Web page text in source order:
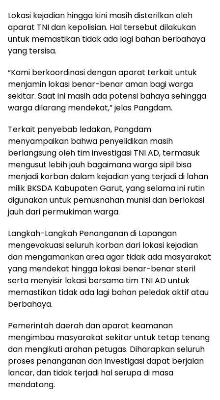
Lokasi kejadian hingga kini masih disterilkan oleh
aparat TNI dan kepolisian. Hal tersebut dilakukan
untuk memastikan tidak ada lagi bahan berbahaya
yang tersisa.
“Kami berkoordinasi dengan aparat terkait untuk
menjamin lokasi benar-benar aman bagi warga
sekitar. Saat ini masih ada potensi bahaya sehingga
warga dilarang mendekat,” jelas Pangdam.
Terkait penyebab ledakan, Pangdam
menyampaikan bahwa penyelidikan masih
berlangsung oleh tim investigasi TNI AD, termasuk
mengusut lebih jauh bagaimana warga sipil bisa
menjadi korban dalam kejadian yang terjadi di lahan
milik BKSDA Kabupaten Garut, yang selama ini rutin
digunakan untuk pemusnahan munisi dan berlokasi
jauh dari permukiman warga.
Langkah-Langkah Penanganan di Lapangan
mengevakuasi seluruh korban dari lokasi kejadian
dan mengamankan area agar tidak ada masyarakat
yang mendekat hingga lokasi benar-benar steril
serta menyisir lokasi bersama tim TNI AD untuk
memastikan tidak ada lagi bahan peledak aktif atau
berbahaya.
Pemerintah daerah dan aparat keamanan
mengimbau masyarakat sekitar untuk tetap tenang
dan mengikuti arahan petugas. Diharapkan seluruh
proses penanganan dan investigasi dapat berjalan
lancar, dan tidak terjadi hal serupa di masa
mendatang.